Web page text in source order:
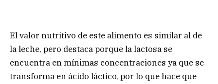
El valor nutritivo de este alimento es similar al de
la leche, pero destaca porque la lactosa se
encuentra en mínimas concentraciones ya que se
transforma en ácido láctico, por lo que hace que